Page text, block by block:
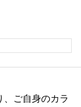
、ご自身のカラ